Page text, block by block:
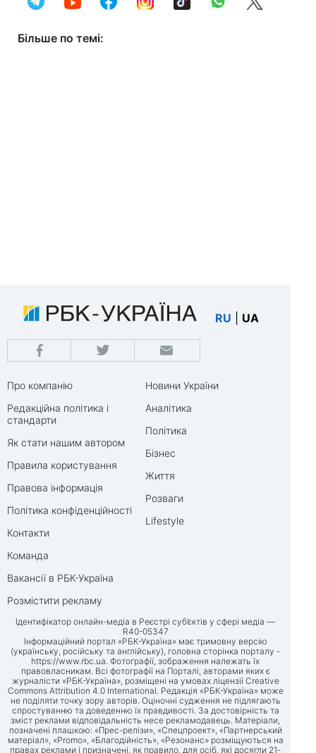
Більше по темі:
RU UA
Про компанію
Редакційна політика і
стандарти
Як стати нашим автором
Правила користування
Правова інформація
Політика конфіденційності
Контакти
Команда
Вакансії в РБК-Україна
Розмістити рекламу
Новини України
Аналітика
Політика
Бізнес
Життя
Розваги
Lifestyle
Ідентифікатор онлайн-медіа в Реєстрі суб’єктів у сфері медіа —
R40-05347
Інформаційний портал «РБК-Україна» має тримовну версію
(українську, російську та англійську), головна сторінка порталу -
https://www.rbc.ua. Фотографії, зображення належать їх
правовласникам. Всі фотографії на Порталі, авторами яких є
журналісти «РБК-Україна», розміщені на умовах ліцензії Creative
Commons Attribution 4.0 International. Редакція «РБК-Україна» може
не поділяти точку зору авторів. Оціночні судження не підлягають
спростуванню та доведенню їх правдивості. За достовірність та
зміст реклами відповідальність несе рекламодавець. Матеріали,
позначені плашкою: «Прес-релізи», «Спецпроект», «Партнерський
матеріал», «Promo», «Благодійність», «Резонанс» розміщуються на
правах реклами і призначені, як правило, для осіб, які досягли 21-